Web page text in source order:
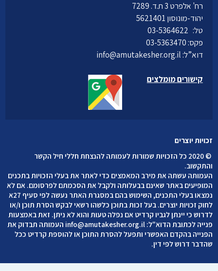
זכויות יוצרים
©
2020 כל הזכויות שמורות לעמותה להנצחת חללי חיל הקשר
והתקשוב.
העמותה עשתה את מירב המאמצים כדי לאתר את בעלי הזכויות בתכנים
המופיעים באתר שאינם בבעלותה ולקבל את הסכמתם לפרסומם. אם לא
נמצאו בעלי התכנים, השימוש בהם במסגרת האתר נעשה לפי סעיף 27א
לחוק זכויות יוצרים. בעל זכות בתוכן כלשהו רשאי לבקש הסרת תוכן ו/או
לדרוש כי יינתן לגביו קרדיט אם נפלה טעות והוא לא ניתן. זאת באמצעות
פנייה לכתובת הדוא"ל: info@amutakesher.org.il העמותה תבדוק את
הפנייה בהקדם האפשרי ותפעל להסרת התוכן או להוספת קרדיט ככל
שהדבר דרוש לפי דין.
רח' אלפרט 3 ת.ד. 7289
יהוד-מונוסון 5621401
טל:
פקס: 03-5363470
דוא”ל:info@amutakesher.org.il
קישורים מומלצים